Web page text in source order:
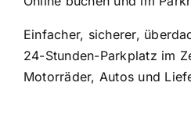
Einfacher, sicherer,
24-Stunden-Parkplatz im
Motorräder, Autos und